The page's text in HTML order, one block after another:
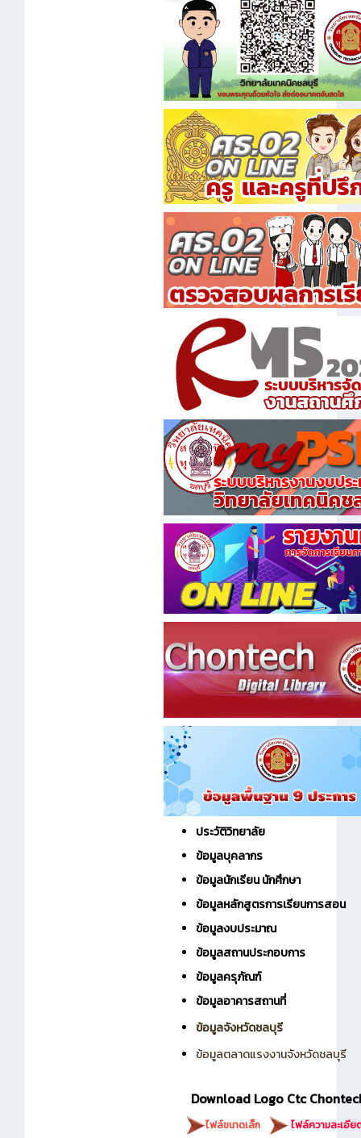
ประวัติวิทยาลัย
ข้อมูลบุคลากร
ข้อมูลนักเรียน นักศึกษา
ข้อมูลหลักสูตรการเรียนการสอน
ข้อมูลงบประมาณ
ข้อมูลสถานประกอบการ
ข้อมูลครุภัณฑ์
ข้อมูลอาคารสถานที่
ข้อมูลจังหวัดชลบุรี
ข้อมูลตลาดแรงงานจังหวัดชลบุรี
Download Logo Ctc
ไฟล์ขนาดเล็ก ไฟล์ความละเอีย